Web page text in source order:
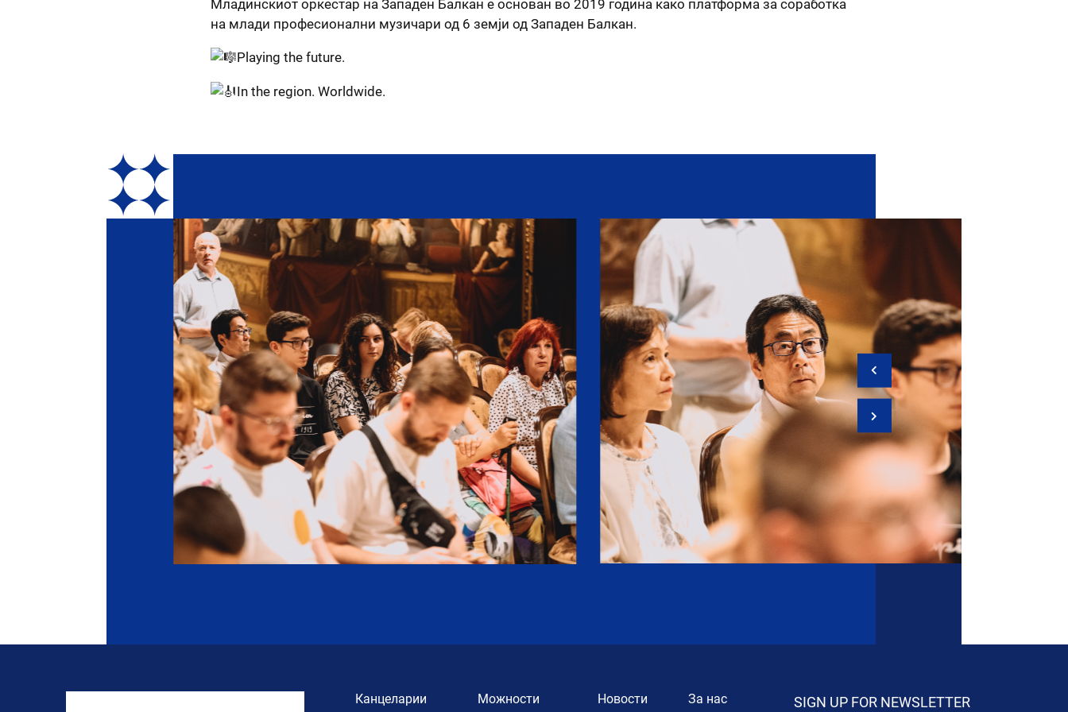
Младинскиот оркестар на Западен Балкан е основан во 2019 година како платформа за соработка
на млади професионални музичари од 6 земји од Западен Балкан.
Playing the future.
In the region. Worldwide.
Канцеларии Можности Новости За нас SIGN UP FOR NEWSLETTER